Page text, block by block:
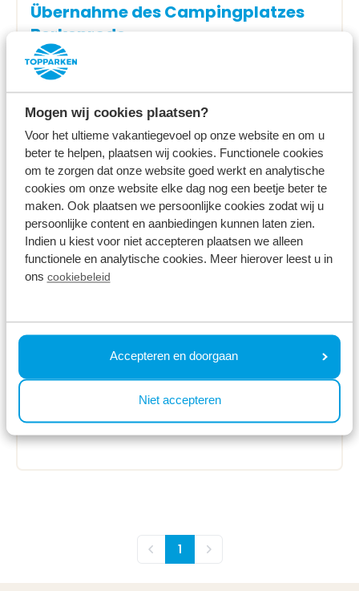
Mogen wij cookies plaatsen?
Voor het ultieme vakantiegevoel op onze website en om u
beter te helpen, plaatsen wij cookies. Functionele cookies
om te zorgen dat onze website goed werkt en analytische
cookies om onze website elke dag nog een beetje beter te
maken. Ook plaatsen we persoonlijke cookies zodat wij u
persoonlijke content en aanbiedingen kunnen laten zien.
Indien u kiest voor niet accepteren plaatsen we alleen
functionele en analytische cookies. Meer hierover leest u in
ons cookiebeleid
Accepteren en doorgaan
Niet accepteren
Übernahme des Campingplatzes
Berkenrode
Mehr lesen
TopParken Erholungspark
Vorherige
1 Nächste